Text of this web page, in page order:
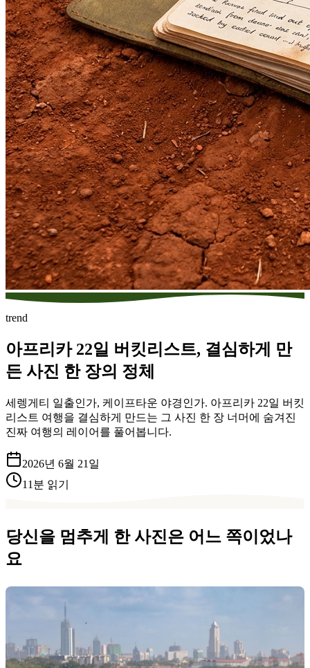
trend
아프리카 22일 버킷리스트, 결심하게 만
든 사진 한 장의 정체
세렝게티 일출인가, 케이프타운 야경인가. 아프리카 22일 버킷
리스트 여행을 결심하게 만드는 그 사진 한 장 너머에 숨겨진
진짜 여행의 레이어를 풀어봅니다.
2026년 6월 21일
11 분 읽기
당신을 멈추게 한 사진은 어느 쪽이었나
요